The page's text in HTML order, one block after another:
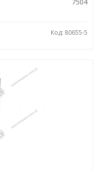
Код: 80655-5